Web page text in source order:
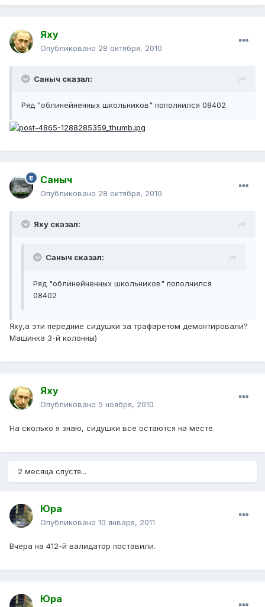
Яху
Опубликовано 28 октября, 2010
Саныч сказал:
Ряд "облинейненных школьников" пополнился 08402
Саныч
Опубликовано 28 октября, 2010
Яху сказал:
Саныч сказал:
Ряд "облинейненных школьников" пополнился
08402
Яху,а эти передние сидушки за трафаретом демонтировали?
Машинка 3-й колонны)
Яху
Опубликовано 5 ноября, 2010
На сколько я знаю, сидушки все остаются на месте.
2 месяца спустя...
Юра
Опубликовано 10 января, 2011
Вчера на 412-й валидатор поставили.
Юра